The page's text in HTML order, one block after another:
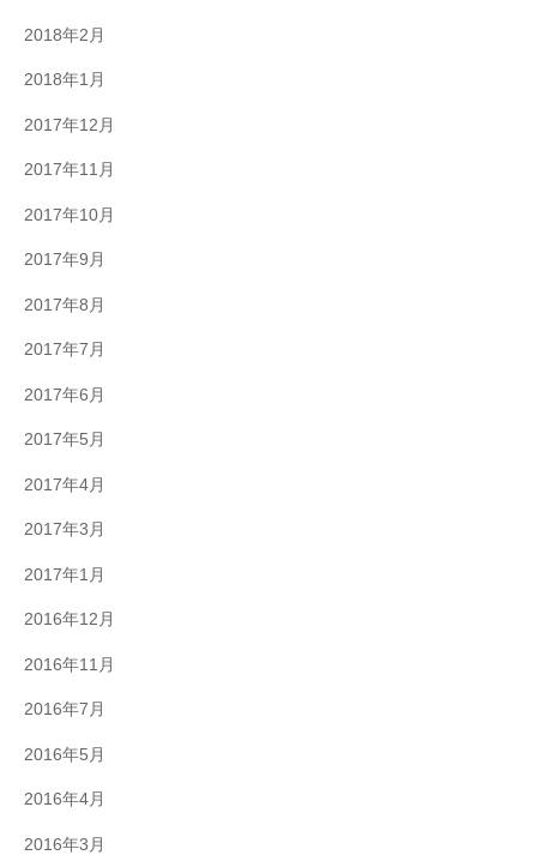
2018年2月
2018年1月
2017年12月
2017年11月
2017年10月
2017年9月
2017年8月
2017年7月
2017年6月
2017年5月
2017年4月
2017年3月
2017年1月
2016年12月
2016年11月
2016年7月
2016年5月
2016年4月
2016年3月